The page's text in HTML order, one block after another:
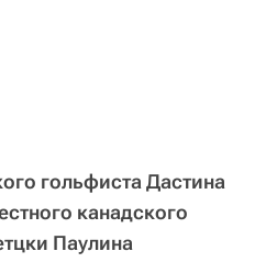
гольфиста Дастина
канадского
Паулина